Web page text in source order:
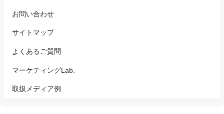
お問い合わせ
サイトマップ
よくあるご質問
マーケティングLab.
取扱メディア例